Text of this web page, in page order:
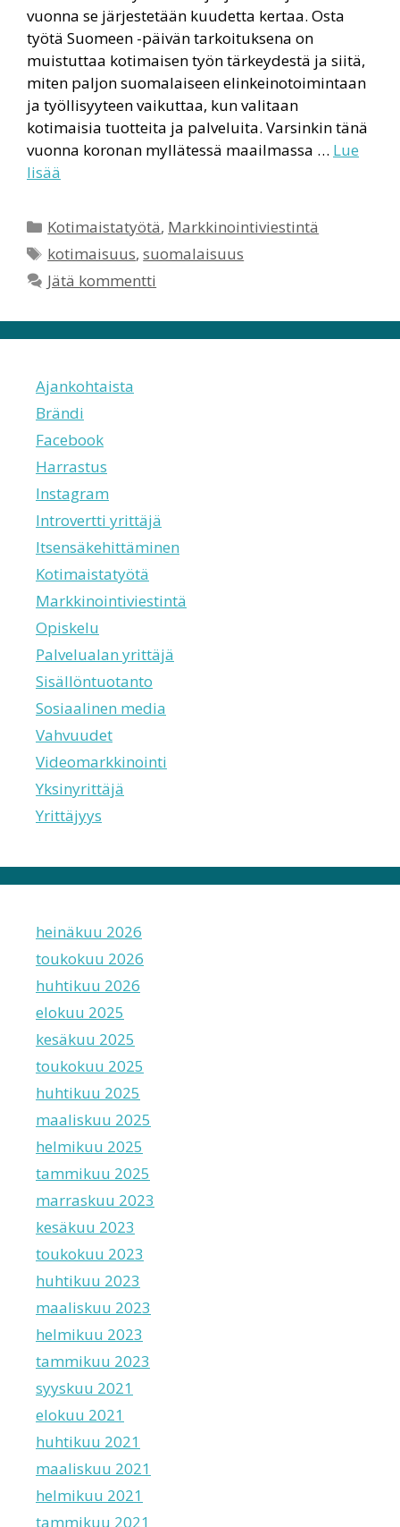
vuonna se järjestetään kuudetta kertaa. Osta
työtä Suomeen -päivän tarkoituksena on
muistuttaa kotimaisen työn tärkeydestä ja siitä,
miten paljon suomalaiseen elinkeinotoimintaan
ja työllisyyteen vaikuttaa, kun valitaan
kotimaisia tuotteita ja palveluita. Varsinkin tänä
vuonna koronan myllätessä maailmassa … Lue
lisää
Kategoriat
Kotimaistatyötä, Markkinointiviestintä
Avainsanat
kotimaisuus,suomalaisuus
Jätä kommentti
Ajankohtaista
Brändi
Facebook
Harrastus
Instagram
Introvertti yrittäjä
Itsensäkehittäminen
Kotimaistatyötä
Markkinointiviestintä
Opiskelu
Palvelualan yrittäjä
Sisällöntuotanto
Sosiaalinen media
Vahvuudet
Videomarkkinointi
Yksinyrittäjä
Yrittäjyys
heinäkuu 2026
toukokuu 2026
huhtikuu 2026
elokuu 2025
kesäkuu 2025
toukokuu 2025
huhtikuu 2025
maaliskuu 2025
helmikuu 2025
tammikuu 2025
marraskuu 2023
kesäkuu 2023
toukokuu 2023
huhtikuu 2023
maaliskuu 2023
helmikuu 2023
tammikuu 2023
syyskuu 2021
elokuu 2021
huhtikuu 2021
maaliskuu 2021
helmikuu 2021
tammikuu 2021